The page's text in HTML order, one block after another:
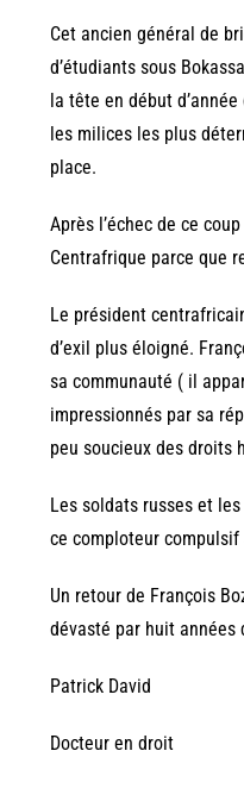
Cet ancien général de
d’étudiants sous
la tête en début
les milices les plus
place.
Après l’échec de ce
Centrafrique parce que
Le président
d’exil plus éloigné.
sa communauté ( il
impressionnés par sa
peu soucieux des droits
Les soldats russes et
ce comploteur compulsif
Un retour de François
dévasté par huit années
Patrick David
Docteur en droit